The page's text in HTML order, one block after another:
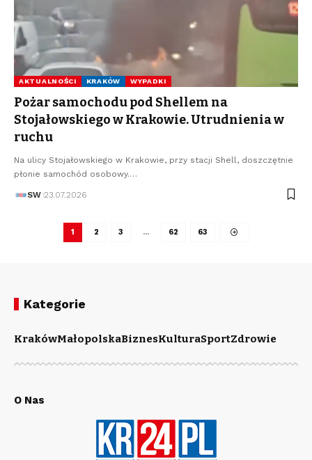
AKTUALNOŚCI KRAKÓW WYPADKI
Pożar samochodu pod Shellem na
Stojałowskiego w Krakowie. Utrudnienia w
ruchu
Na ulicy Stojałowskiego w Krakowie, przy stacji Shell, doszczętnie
płonie samochód osobowy.…
SW 23.07.2026
1 2 3 … 62 63
Kategorie
KrakówMałopolskaBiznesKulturaSportZdrowie
O Nas